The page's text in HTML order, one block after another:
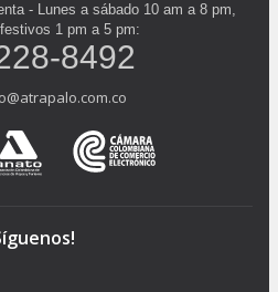
- Lunes a sábado 10 am a 8 pm,
1 pm a 5 pm:
8492